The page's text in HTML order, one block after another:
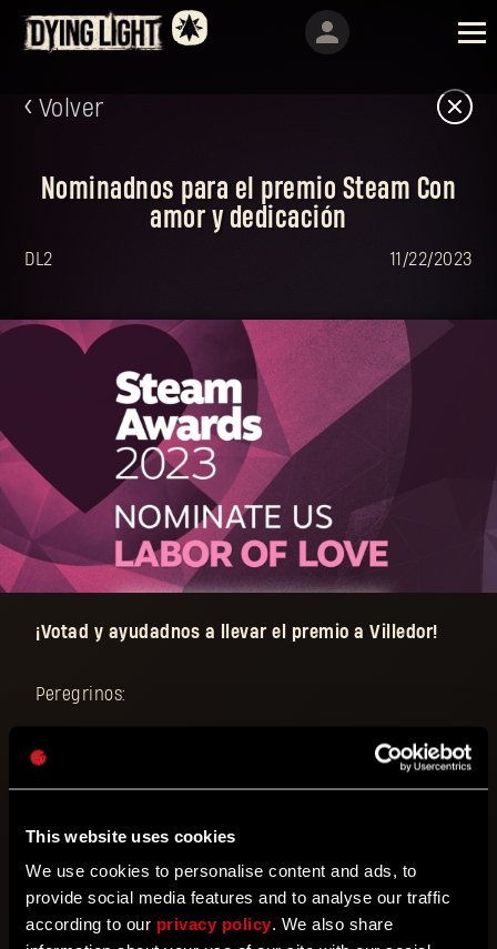
This website uses cookies
We use cookies to personalise content and ads, to
provide social media features and to analyse our traffic
according to our privacy policy. We also share
Volver
Nominadnos para el premio Steam Con
amor y dedicación
DL2 11/22/2023
¡Votad y ayudadnos a llevar el premio a Villedor!
Peregrinos:
Los Premios Steam están a la vuelta de la esquina,
Con amor y dedicación.Desde el lanzamiento en
febrero de 2022, hemos publicado más de diez
actualizaciones gratuitas y las que quedan por venir
estos años; es más, ya estamos trabajando a destajo
en la siguiente, que llegará justo a tiempo para